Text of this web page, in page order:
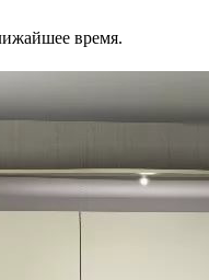
время.